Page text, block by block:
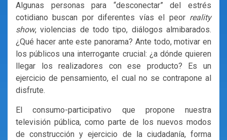
Algunas personas para “desconectar” del estrés
cotidiano buscan por diferentes vías el peor reality
show, violencias de todo tipo, diálogos almibarados.
¿Qué hacer ante este panorama? Ante todo, motivar en
los públicos una interrogante crucial: ¿a dónde quieren
llegar los realizadores con ese producto? Es un
ejercicio de pensamiento, el cual no se contrapone al
disfrute.
El consumo-participativo que propone nuestra
televisión pública, como parte de los nuevos modos
de construcción y ejercicio de la ciudadanía, forma